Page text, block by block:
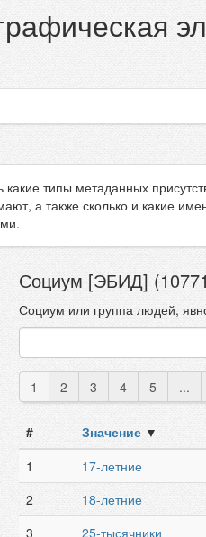
типы метаданных
а также сколько и какие
Социум [ЭБИД]
Социум или группа людей,
1 2 3 4 5 ...
# Значение ▼
1
17-летние
2
18-летние
3
25-тысячники